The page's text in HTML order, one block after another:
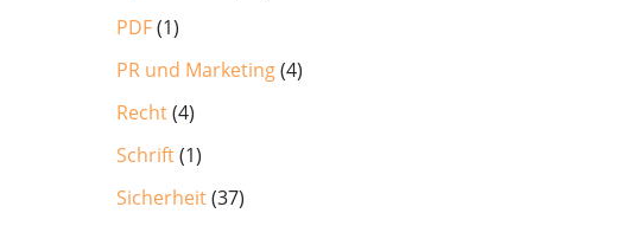
PDF(1)
PR und Marketing(4)
Recht(4)
Schrift(1)
Sicherheit(37)